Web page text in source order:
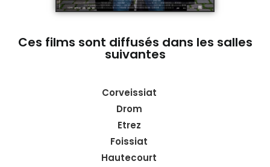
Ces films sont diffusés dans les salles
suivantes
Corveissiat
Drom
Etrez
Foissiat
Hautecourt